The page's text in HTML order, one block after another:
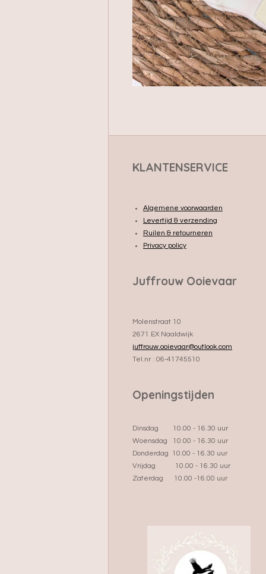
KLANTENSERVICE
Algemene voorwaarden
Levertijd & verzending
Ruilen & retourneren
Privacy policy
Juffrouw Ooievaar
Molenstraat 10
2671 EX Naaldwijk
juffrouw.ooievaar@outlook.com
Tel.nr : 06-41745510
Openingstijden
Dinsdag 10.00 - 16.30 uur
Woensdag 10.00 - 16.30 uur
Donderdag 10.00 - 16.30 uur
Vrijdag 10.00 - 16.30 uur
Zaterdag 10.00 -16.00 uur